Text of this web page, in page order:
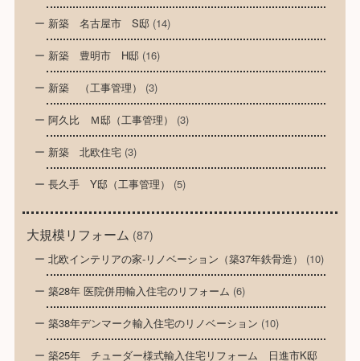
新築 名古屋市 S邸(14)
新築 豊明市 H邸(16)
新築 （工事管理） (3)
阿久比 Ｍ邸（工事管理） (3)
新築 北欧住宅(3)
長久手 Y邸（工事管理） (5)
大規模リフォーム (87)
北欧インテリアの家-リノベーション（築37年鉄骨造） (10)
築28年 医院併用輸入住宅のリフォーム (6)
築38年デンマーク輸入住宅のリノベーション (10)
築25年 チューダー様式輸入住宅リフォーム 日進市K邸